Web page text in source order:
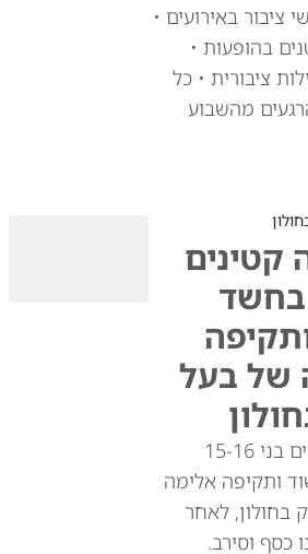
ציבור באירועים •
בהופעות •
ציבורית • כל
מהשבוע
קטינים
בחשד
של בעל
שלושה נערים בני 15-16
ותקיפה אלימה
בחולון, לאחר
כסף וסירב.